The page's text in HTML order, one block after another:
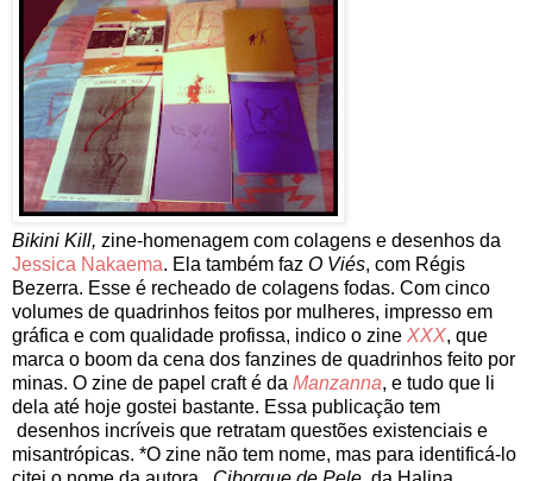
Bikini Kill, zine-homenagem com colagens e desenhos da
Jessica Nakaema. Ela também faz O Viés, com Régis
Bezerra. Esse é recheado de colagens fodas. Com cinco
volumes de quadrinhos feitos por mulheres, impresso em
gráfica e com qualidade profissa, indico o zine XXX, que
marca o boom da cena dos fanzines de quadrinhos feito por
minas. O zine de papel craft é da Manzanna, e tudo que li
dela até hoje gostei bastante. Essa publicação tem
desenhos incríveis que retratam questões existenciais e
misantrópicas. *O zine não tem nome, mas para identificá-lo